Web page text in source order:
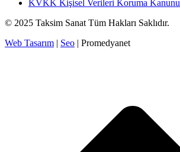
KVKK Kişisel Verileri Koruma Kanunu
© 2025 Taksim Sanat Tüm Hakları Saklıdır.
Web Tasarım | Seo | Promedyanet